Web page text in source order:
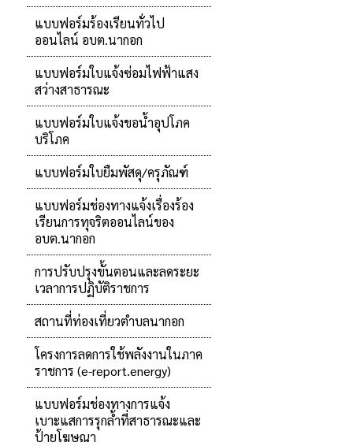
แบบฟอร์มร้องเรียนทั่วไป
ออนไลน์ อบต.นากอก
แบบฟอร์มใบแจ้งซ่อมไฟฟ้าแสง
สว่างสาธารณะ
แบบฟอร์มใบแจ้งขอน้ำอุปโภค
บริโภค
แบบฟอร์มใบยืมพัสดุ/ครุภัณฑ์
แบบฟอร์มช่องทางแจ้งเรื่องร้อง
เรียนการทุจริตออนไลน์ของ
อบต.นากอก
การปรับปรุงขั้นตอนและลดระยะ
เวลาการปฏิบัติราชการ
สถานที่ท่องเที่ยวตำบลนากอก
โครงการลดการใช้พลังงานในภาค
ราชการ (e-report.energy)
แบบฟอร์มช่องทางการแจ้ง
เบาะแสการรุกล้ำที่สาธารณะและ
ป้ายโฆษณา